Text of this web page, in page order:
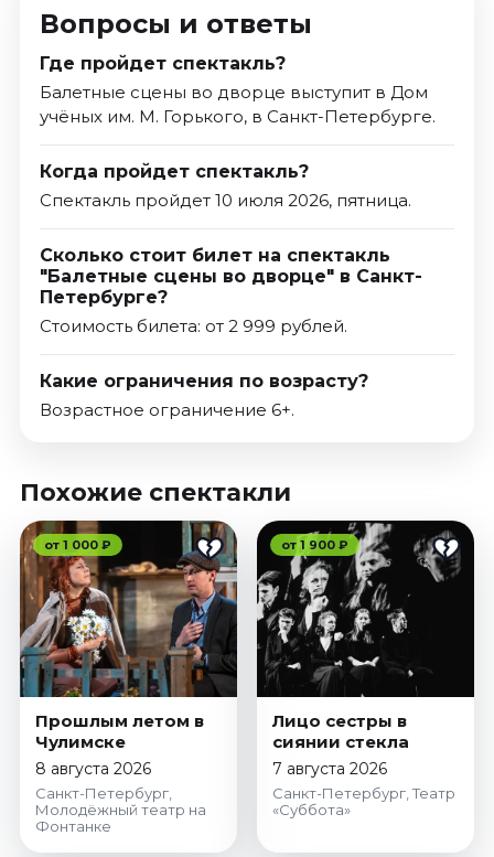
Вопросы и ответы
Где пройдет спектакль?
Балетные сцены во дворце выступит в Дом
учёных им. М. Горького, в Санкт-Петербурге.
Когда пройдет спектакль?
Спектакль пройдет 10 июля 2026, пятница.
Сколько стоит билет на спектакль
"Балетные сцены во дворце" в Санкт-
Петербурге?
Стоимость билета: от 2 999 рублей.
Какие ограничения по возрасту?
Возрастное ограничение 6+.
Похожие спектакли
от 1 000 ₽
Прошлым летом в
Чулимске
8 августа 2026
Санкт-Петербург,
Молодёжный театр на
Фонтанке
от 1 900 ₽
Лицо сестры в
сиянии стекла
7 августа 2026
Санкт-Петербург, Театр
«Суббота»